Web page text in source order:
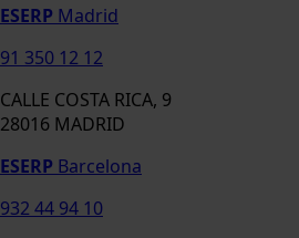
ESERP Madrid
91 350 12 12
CALLE COSTA RICA, 9
28016 MADRID
ESERP Barcelona
932 44 94 10